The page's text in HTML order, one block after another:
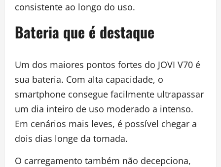
consistente ao longo do uso.
Bateria que é destaque
Um dos maiores pontos fortes do JOVI V70 é
sua bateria. Com alta capacidade, o
smartphone consegue facilmente ultrapassar
um dia inteiro de uso moderado a intenso.
Em cenários mais leves, é possível chegar a
dois dias longe da tomada.
O carregamento também não decepciona,